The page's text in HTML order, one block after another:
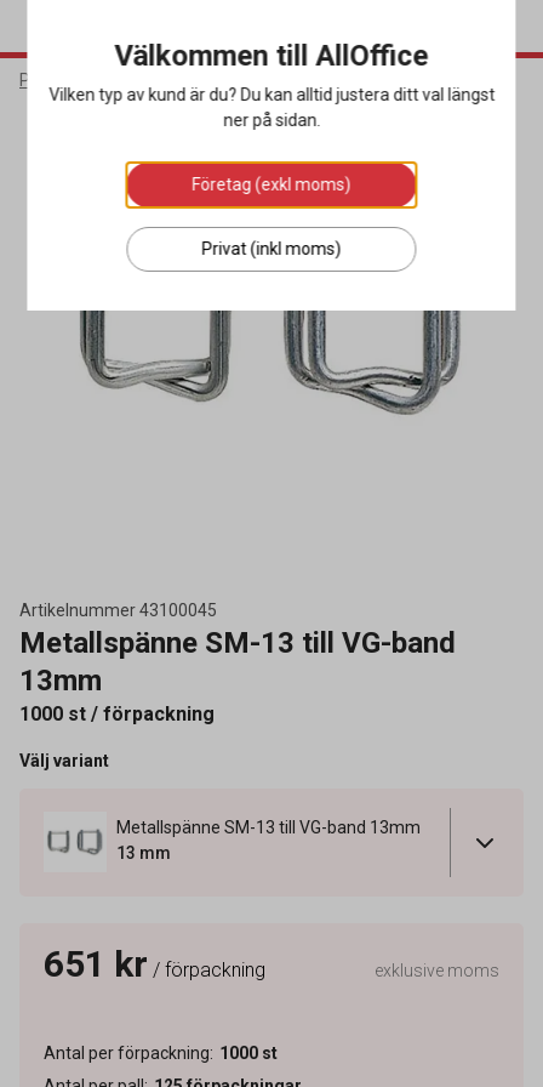
Packa & Skicka
Artikelnummer43100045
Metallspänne SM-13 till VG-band
13mm
1000 st / förpackning
Välj variant
Metallspänne SM-13 till VG-band 13mm
13 mm
651 kr / förpackning exklusive moms
Antal per förpackning: 1000 st
Välkommen till AllOffice
Vilken typ av kund är du? Du kan alltid justera ditt val längst
ner på sidan.
Företag (exkl moms)
Privat (inkl moms)